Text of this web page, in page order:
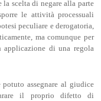
la scelta di negare alla parte
le attività processuali
peculiare e derogatoria,
ma comunque per
applicazione di una regola
assegnare al giudice
il proprio difetto di